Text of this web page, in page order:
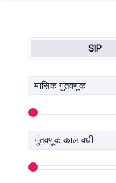
SIP
मासिक गुंतवणूक
गुंतवणूक कालावधी